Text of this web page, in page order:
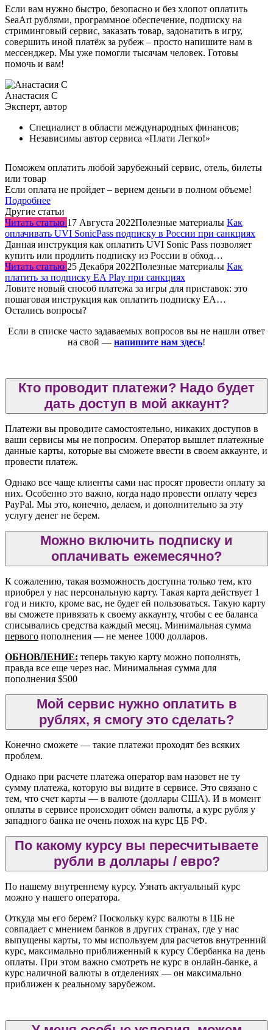
Если вам нужно быстро, безопасно и без хлопот оплатить
SeaArt рублями, программное обеспечение, подписку на
стриминговый сервис, заказать товар, задонатить в игру,
совершить иной платёж за рубеж – просто напишите нам в
мессенджер. Мы уже помогли тысячам человек. Готовы
помочь и вам!
Анастасия С
Эксперт, автор
Специалист в области международных финансов;
Независимы автор сервиса «Плати Легко!»
Поможем оплатить любой зарубежный сервис, отель, билеты
или товар
Если оплата не пройдет – вернем деньги в полном объеме!
Подробнее
Другие статьи
Читать статью 17 Августа 2022Полезные материалы Как
оплачивать UVI SonicPass подписку в России при санкциях
Данная инструкция как оплатить UVI Sonic Pass позволяет
купить или продлить подписку из России в обход…
Читать статью 25 Декабря 2022Полезные материалы Как
платить за подписку EA Play при санкциях
Ловите новый способ платежа за игры для приставок: это
пошаговая инструкция как оплатить подписку EA…
Остались вопросы?
Если в списке часто задаваемых вопросов вы не нашли ответ
на свой — напишите нам здесь!
Кто проводит платежи? Надо будет
дать доступ в мой аккаунт?
Платежи вы проводите самостоятельно, никаких доступов в
ваши сервисы мы не попросим. Оператор вышлет платежные
данные карты, которые вы сможете ввести в своем аккаунте, и
провести платеж.
Однако все чаще клиенты сами нас просят провести оплату за
них. Особенно это важно, когда надо провести оплату через
PayPal. Мы это, конечно, делаем, и дополнительно за эту
услугу денег не берем.
Можно включить подписку и
оплачивать ежемесячно?
К сожалению, такая возможность доступна только тем, кто
приобрел у нас персональную карту. Такая карта действует 1
год и никто, кроме вас, не будет ей пользоваться. Такую карту
вы сможете привязать к своему аккаунту, чтобы с ее баланса
списывались средства каждый месяц. Минимальная сумма
первого пополнения — не менее 1000 долларов.
ОБНОВЛЕНИЕ: теперь такую карту можно пополнять,
правда все еще через нас. Минимальная сумма для
пополнения $500
Мой сервис нужно оплатить в
рублях, я смогу это сделать?
Конечно сможете — такие платежи проходят без всяких
проблем.
Однако при расчете платежа оператор вам назовет не ту
сумму платежа, которую вы видите в сервисе. Это связано с
тем, что счет карты — в валюте (доллары США). И в момент
оплаты в сервисе происходит обмен валюты, а курс рубля у
западного банка не очень похож на курс ЦБ РФ.
По какому курсу вы пересчитываете
рубли в доллары / евро?
По нашему внутреннему курсу. Узнать актуальный курс
можно у нашего оператора.
Откуда мы его берем? Поскольку курс валюты в ЦБ не
совпадает с мнением банков в других странах, где у нас
выпущены карты, то мы используем для расчетов внутренний
курс, максимально приближенный к курсу Сбербанка на день
оплаты. При этом важно смотреть не курс в онлайн-банке, а
курс наличной валюты в отделениях — он максимально
приближен к реальному зарубежом.